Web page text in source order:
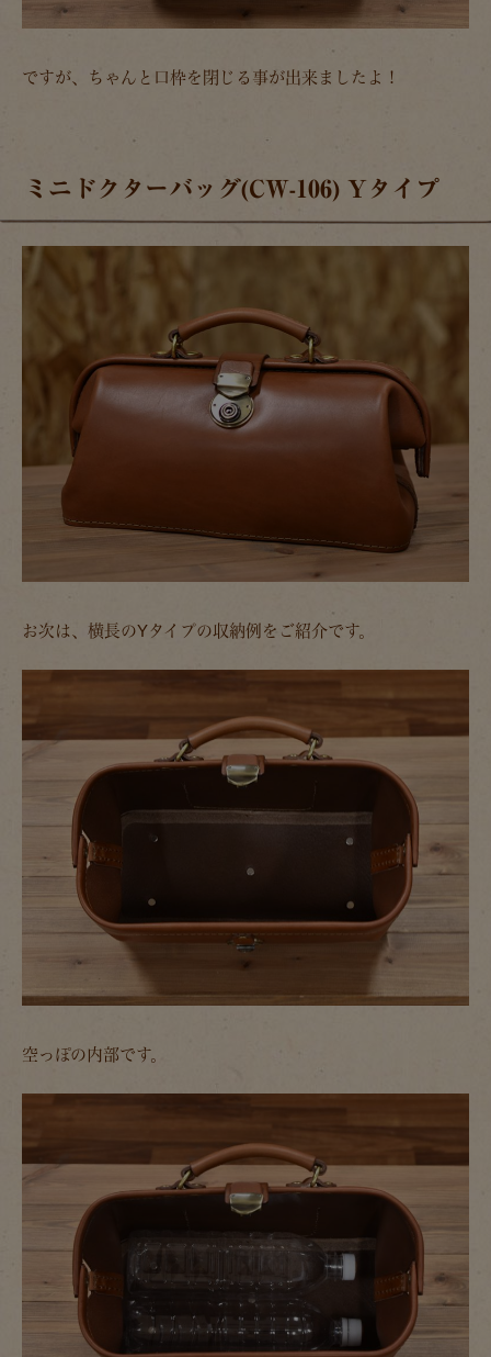
ですが、ちゃんと口枠を閉じる事が出来ましたよ！
ミニドクターバッグ(CW-106) Yタイプ
お次は、横長のYタイプの収納例をご紹介です。
空っぽの内部です。